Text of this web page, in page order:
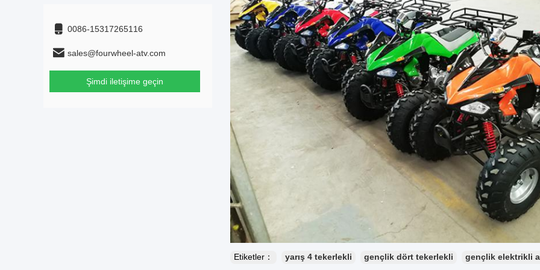
0086-15317265116
sales@fourwheel-atv.com
Şimdi iletişime geçin
Etiketler： yarış 4 tekerlekli gençlik dört tekerlekli gençlik elektrikli